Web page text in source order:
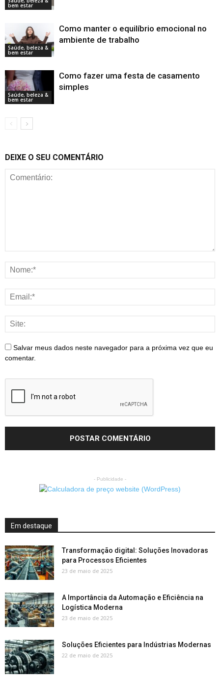
bem estar
Saúde, beleza &
bem estar
Como manter o equilíbrio emocional no
ambiente de trabalho
Saúde, beleza &
bem estar
Como fazer uma festa de casamento
simples
DEIXE O SEU COMENTÁRIO
Salvar meus dados neste navegador para a próxima vez que eu
comentar.
- Publicidade -
Em destaque
Transformação digital: Soluções Inovadoras
para Processos Eficientes
23 de maio de 2025
A Importância da Automação e Eficiência na
Logística Moderna
23 de maio de 2025
Soluções Eficientes para Indústrias Modernas
22 de maio de 2025